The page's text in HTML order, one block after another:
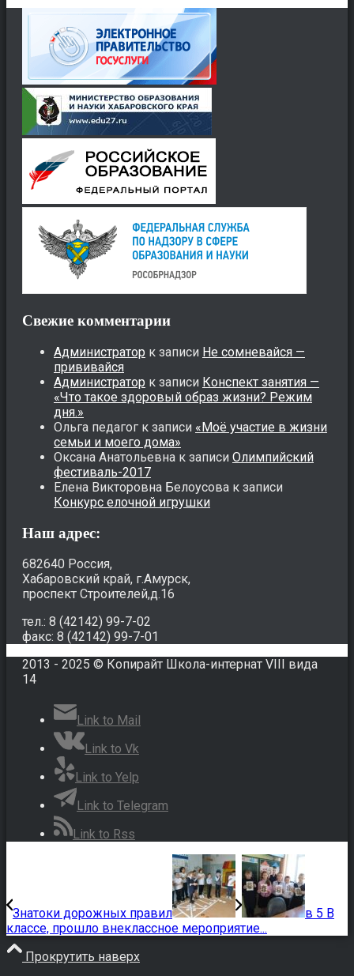
Свежие комментарии
Администратор к записи Не сомневайся —
прививайся
Администратор к записи Конспект занятия —
«Что такое здоровый образ жизни? Режим
дня.»
Ольга педагог к записи «Моё участие в жизни
семьи и моего дома»
Оксана Анатольевна к записи Олимпийский
фестиваль-2017
Елена Викторовна Белоусова к записи
Конкурс елочной игрушки
Наш адрес:
682640 Россия,
Хабаровский край, г.Амурск,
проспект Строителей,д.16
тел.: 8 (42142) 99-7-02
факс: 8 (42142) 99-7-01
2013 - 2025 © Копирайт Школа-интернат VIII вида
14
Link to Mail
Link to Vk
Link to Yelp
Link to Telegram
Link to Rss
Знатоки дорожных правил
в 5 В
классе, прошло внеклассное мероприятие...
Прокрутить наверх